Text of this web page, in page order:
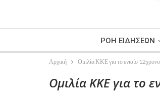
ΡΟΗ ΕΙΔΗΣΕΩΝ
Αρχική Ομιλία ΚΚΕ για το ενιαίο
Ομιλία ΚΚΕ για το